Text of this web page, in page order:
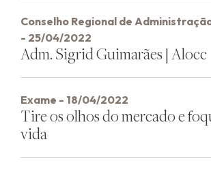
Conselho Regional de
- 25/04/2022
Adm. Sigrid Guimarães | Alocc
Exame - 18/04/2022
Tire os olhos do mercado e
vida